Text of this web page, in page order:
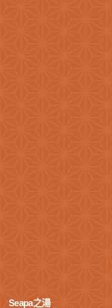
Seapa之湯